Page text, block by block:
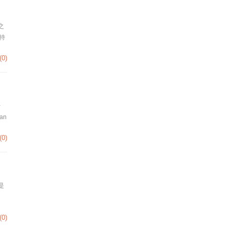
(0)
(0)
(0)